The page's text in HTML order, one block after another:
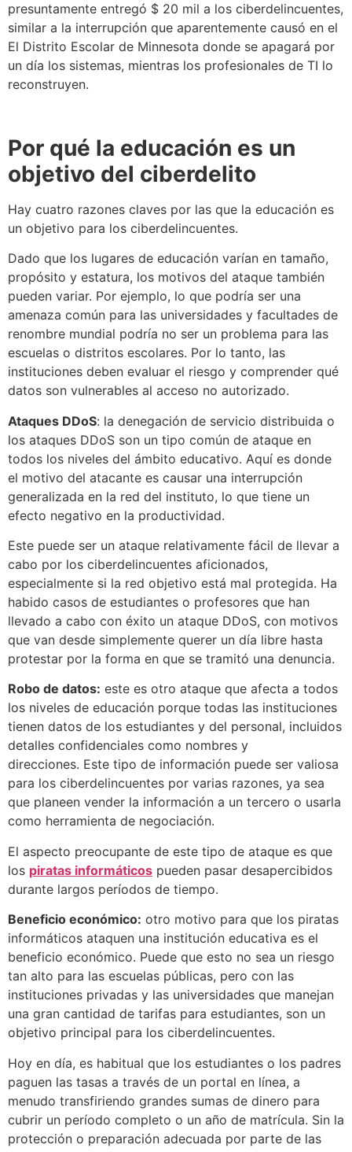
presuntamente entregó $ 20 mil a los ciberdelincuentes,
similar a la interrupción que aparentemente causó en el
El Distrito Escolar de Minnesota donde se apagará por
un día los sistemas, mientras los profesionales de TI lo
reconstruyen.
Por qué la educación es un
objetivo del ciberdelito
Hay cuatro razones claves por las que la educación es
un objetivo para los ciberdelincuentes.
Dado que los lugares de educación varían en tamaño,
propósito y estatura, los motivos del ataque también
pueden variar. Por ejemplo, lo que podría ser una
amenaza común para las universidades y facultades de
renombre mundial podría no ser un problema para las
escuelas o distritos escolares. Por lo tanto, las
instituciones deben evaluar el riesgo y comprender qué
datos son vulnerables al acceso no autorizado.
Ataques DDoS: la denegación de servicio distribuida o
los ataques DDoS son un tipo común de ataque en
todos los niveles del ámbito educativo. Aquí es donde
el motivo del atacante es causar una interrupción
generalizada en la red del instituto, lo que tiene un
efecto negativo en la productividad.
Este puede ser un ataque relativamente fácil de llevar a
cabo por los ciberdelincuentes aficionados,
especialmente si la red objetivo está mal protegida. Ha
habido casos de estudiantes o profesores que han
llevado a cabo con éxito un ataque DDoS, con motivos
que van desde simplemente querer un día libre hasta
protestar por la forma en que se tramitó una denuncia.
Robo de datos: este es otro ataque que afecta a todos
los niveles de educación porque todas las instituciones
tienen datos de los estudiantes y del personal, incluidos
detalles confidenciales como nombres y
direcciones. Este tipo de información puede ser valiosa
para los ciberdelincuentes por varias razones, ya sea
que planeen vender la información a un tercero o usarla
como herramienta de negociación.
El aspecto preocupante de este tipo de ataque es que
los piratas informáticos pueden pasar desapercibidos
durante largos períodos de tiempo.
Beneficio económico: otro motivo para que los piratas
informáticos ataquen una institución educativa es el
beneficio económico. Puede que esto no sea un riesgo
tan alto para las escuelas públicas, pero con las
instituciones privadas y las universidades que manejan
una gran cantidad de tarifas para estudiantes, son un
objetivo principal para los ciberdelincuentes.
Hoy en día, es habitual que los estudiantes o los padres
paguen las tasas a través de un portal en línea, a
menudo transfiriendo grandes sumas de dinero para
cubrir un período completo o un año de matrícula. Sin la
protección o preparación adecuada por parte de las